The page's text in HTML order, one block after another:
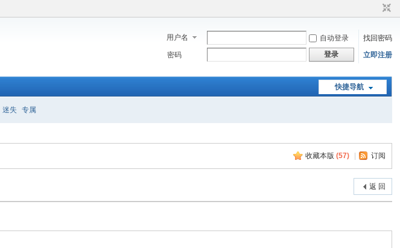
用户名 自动登录
找回密码
密码
登录 立即注册
快捷导航
迷失 专属
收藏本版 (57) 订阅
返 回